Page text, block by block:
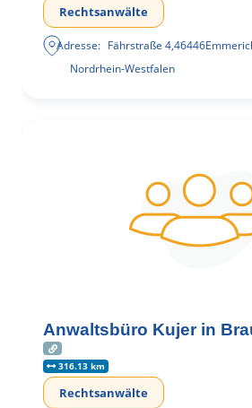
Rechtsanwälte
Adresse: Fährstraße 4,46446
Nordrhein-Westfalen
Anwaltsbüro Kujer in
316.13 km
Rechtsanwälte